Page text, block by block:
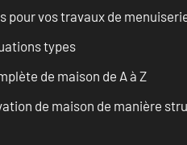
pour vos travaux de
types
de maison de A à Z
de maison de manière